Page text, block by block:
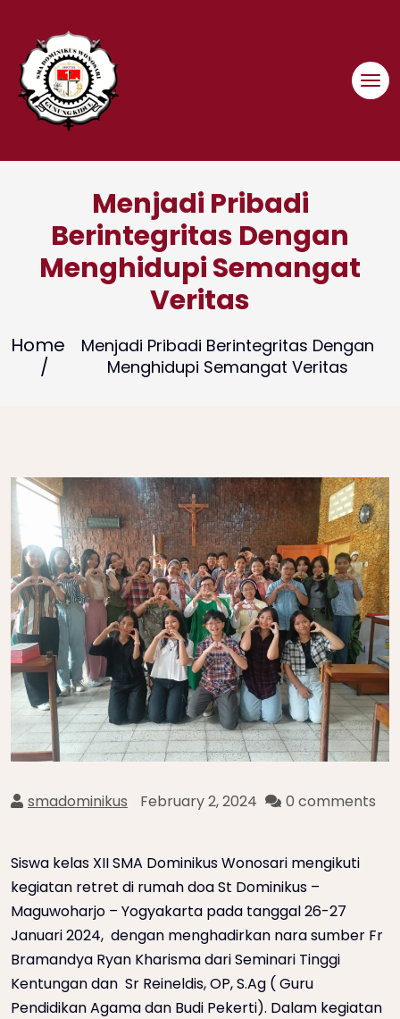
content
Menjadi Pribadi
Berintegritas Dengan
Menghidupi Semangat
Veritas
Home
Menjadi Pribadi Berintegritas Dengan
Menghidupi Semangat Veritas
smadominikus February 2, 2024 0 comments
Siswa kelas XII SMA Dominikus Wonosari mengikuti
kegiatan retret di rumah doa St Dominikus –
Maguwoharjo – Yogyakarta pada tanggal 26-27
Januari 2024, dengan menghadirkan nara sumber Fr
Bramandya Ryan Kharisma dari Seminari Tinggi
Kentungan dan Sr Reineldis, OP, S.Ag ( Guru
Pendidikan Agama dan Budi Pekerti). Dalam kegiatan